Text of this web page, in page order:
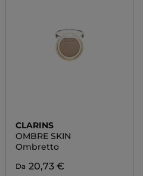
CLARINS
OMBRE SKIN
Ombretto
Da 20,73 €